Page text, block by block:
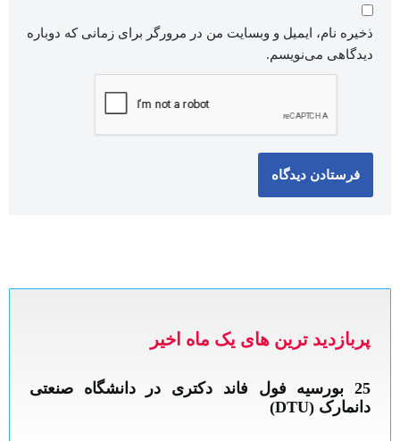
ذخیره نام، ایمیل و وبسایت من در مرورگر برای زمانی که دوباره
دیدگاهی می‌نویسم.
پربازدید ترین های یک ماه اخیر